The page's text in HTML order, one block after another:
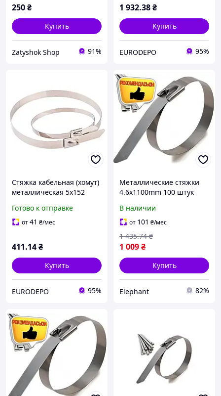
250₴
Купить
Zatyshok Shop 91%
1 932.38₴
Купить
EURODEPO 95%
Стяжка кабельная (хомут)
металлическая 5x152
TAKEL
Готово к отправке
от41 ₴/мес
411.14₴
Купить
EURODEPO 95%
Металлические стяжки
4.6х1100mm 100 штук
и кабелей крепление для
труб EPT
В наличии
от 101 ₴/мес
1 009₴
1 435.74 ₴
Купить
Elephant 82%